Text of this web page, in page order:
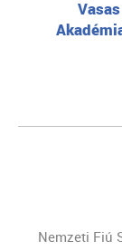
Vasas
Nemzeti Fiú